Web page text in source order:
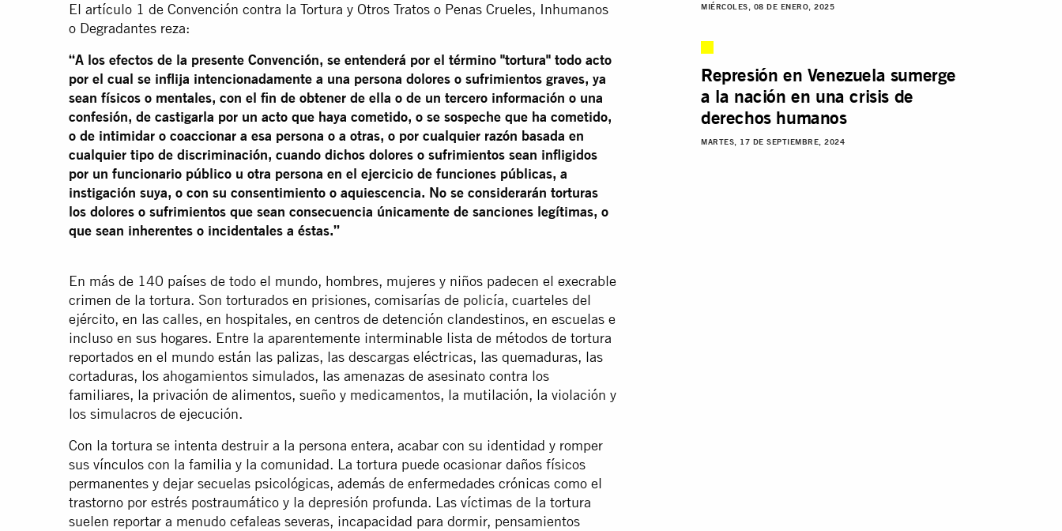
El artículo 1 de Convención contra la Tortura y Otros Tratos o Penas Crueles, Inhumanos
o Degradantes reza:
“A los efectos de la presente Convención, se entenderá por el término "tortura" todo acto
por el cual se inflija intencionadamente a una persona dolores o sufrimientos graves, ya
sean físicos o mentales, con el fin de obtener de ella o de un tercero información o una
confesión, de castigarla por un acto que haya cometido, o se sospeche que ha cometido,
o de intimidar o coaccionar a esa persona o a otras, o por cualquier razón basada en
cualquier tipo de discriminación, cuando dichos dolores o sufrimientos sean infligidos
por un funcionario público u otra persona en el ejercicio de funciones públicas, a
instigación suya, o con su consentimiento o aquiescencia. No se considerarán torturas
los dolores o sufrimientos que sean consecuencia únicamente de sanciones legítimas, o
que sean inherentes o incidentales a éstas.”
En más de 140 países de todo el mundo, hombres, mujeres y niños padecen el execrable
crimen de la tortura. Son torturados en prisiones, comisarías de policía, cuarteles del
ejército, en las calles, en hospitales, en centros de detención clandestinos, en escuelas e
incluso en sus hogares. Entre la aparentemente interminable lista de métodos de tortura
reportados en el mundo están las palizas, las descargas eléctricas, las quemaduras, las
cortaduras, los ahogamientos simulados, las amenazas de asesinato contra los
familiares, la privación de alimentos, sueño y medicamentos, la mutilación, la violación y
los simulacros de ejecución.
Con la tortura se intenta destruir a la persona entera, acabar con su identidad y romper
sus vínculos con la familia y la comunidad. La tortura puede ocasionar daños físicos
permanentes y dejar secuelas psicológicas, además de enfermedades crónicas como el
trastorno por estrés postraumático y la depresión profunda. Las víctimas de la tortura
suelen reportar a menudo cefaleas severas, incapacidad para dormir, pensamientos
MIÉRCOLES, 08 DE ENERO, 2025
Represión en Venezuela sumerge
a la nación en una crisis de
derechos humanos
MARTES, 17 DE SEPTIEMBRE, 2024